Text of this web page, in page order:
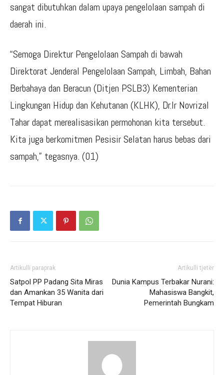
sangat dibutuhkan dalam upaya pengelolaan sampah di
daerah ini.
“Semoga Direktur Pengelolaan Sampah di bawah
Direktorat Jenderal Pengelolaan Sampah, Limbah, Bahan
Berbahaya dan Beracun (Ditjen PSLB3) Kementerian
Lingkungan Hidup dan Kehutanan (KLHK), Dr.Ir Novrizal
Tahar dapat merealisasikan permohonan kita tersebut.
Kita juga berkomitmen Pesisir Selatan harus bebas dari
sampah,” tegasnya. (01)
Artikulli paraprak
Satpol PP Padang Sita Miras
dan Amankan 35 Wanita dari
Tempat Hiburan
Artikulli tjetër
Dunia Kampus Terbakar Nurani:
Mahasiswa Bangkit,
Pemerintah Bungkam